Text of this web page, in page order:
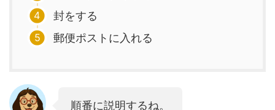
封をする
郵便ポストに入れる
順番に説明するね。